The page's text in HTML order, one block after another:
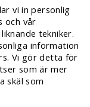
vi in ​​personlig
​​och vår
tekniker.
information
Vi gör detta för
som är mer
skäl som